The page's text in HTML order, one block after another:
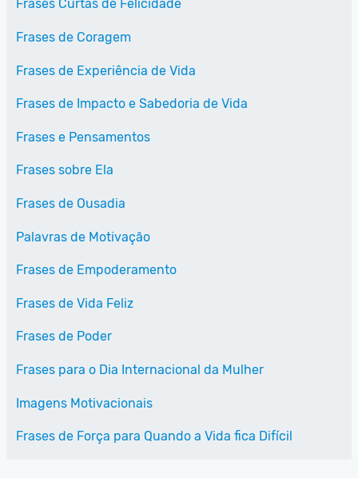
Frases Curtas de Felicidade
Frases de Coragem
Frases de Experiência de Vida
Frases de Impacto e Sabedoria de Vida
Frases e Pensamentos
Frases sobre Ela
Frases de Ousadia
Palavras de Motivação
Frases de Empoderamento
Frases de Vida Feliz
Frases de Poder
Frases para o Dia Internacional da Mulher
Imagens Motivacionais
Frases de Força para Quando a Vida fica Difícil